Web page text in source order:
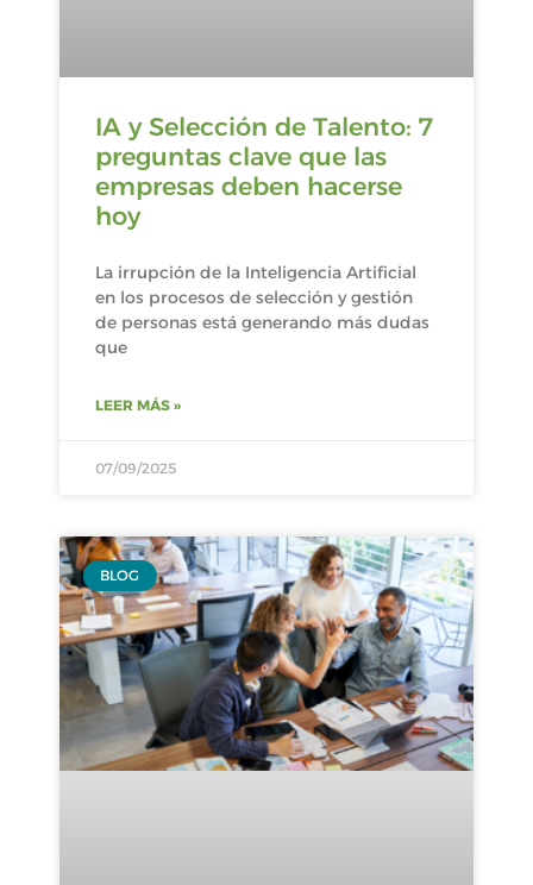
IA y Selección de Talento: 7
preguntas clave que las
empresas deben hacerse
hoy
La irrupción de la Inteligencia Artificial
en los procesos de selección y gestión
de personas está generando más dudas
que
LEER MÁS »
07/09/2025
BLOG